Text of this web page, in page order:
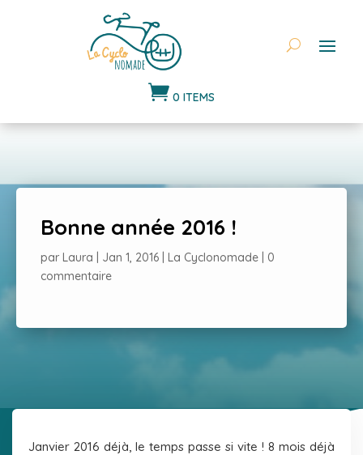
 0 ITEMS
Bonne année 2016 !
par Laura Jan 1, 2016 La Cyclonomade
0
commentaire
Janvier 2016 déjà, le temps passe si vite ! 8 mois déjà